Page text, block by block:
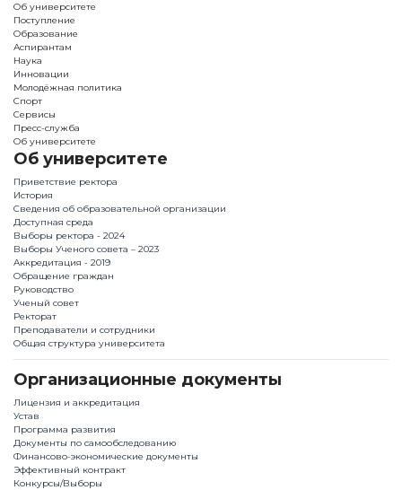
Об университете
Поступление
Образование
Аспирантам
Наука
Инновации
Молодёжная политика
Спорт
Сервисы
Пресс-служба
Об университете
Об университете
Приветствие ректора
История
Сведения об образовательной организации
Доступная среда
Выборы ректора - 2024
Выборы Ученого совета – 2023
Аккредитация - 2019
Обращение граждан
Руководство
Ученый совет
Ректорат
Преподаватели и сотрудники
Общая структура университета
Организационные документы
Лицензия и аккредитация
Устав
Программа развития
Документы по самообследованию
Финансово-экономические документы
Эффективный контракт
Конкурсы/Выборы